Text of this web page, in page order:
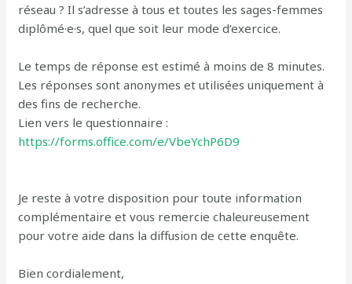
réseau ? Il s’adresse à tous et toutes les sages-femmes
diplômé·e·s, quel que soit leur mode d’exercice.
Le temps de réponse est estimé à moins de 8 minutes.
Les réponses sont anonymes et utilisées uniquement à
des fins de recherche.
Lien vers le questionnaire :
https://forms.office.com/e/VbeYchP6D9
Je reste à votre disposition pour toute information
complémentaire et vous remercie chaleureusement
pour votre aide dans la diffusion de cette enquête.
Bien cordialement,